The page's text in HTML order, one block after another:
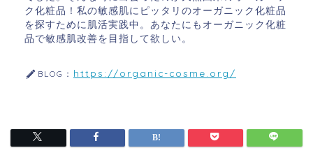
ク化粧品！私の敏感肌にピッタリのオーガニック化粧品
を探すために肌活実践中。あなたにもオーガニック化粧
品で敏感肌改善を目指して欲しい。
BLOG： https://organic-cosme.org/